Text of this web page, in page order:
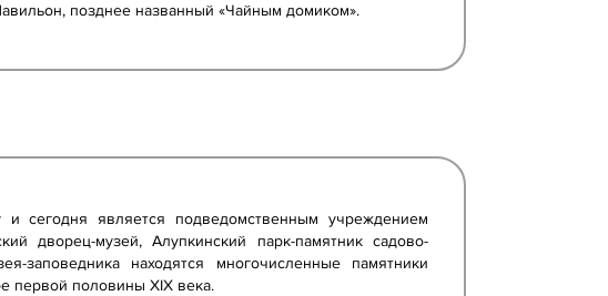
позднее названный «Чайным домиком».
сегодня является подведомственным учреждением
дворец-музей, Алупкинский парк-памятник садово-
заповедника находятся многочисленные памятники
первой половины XIX века.